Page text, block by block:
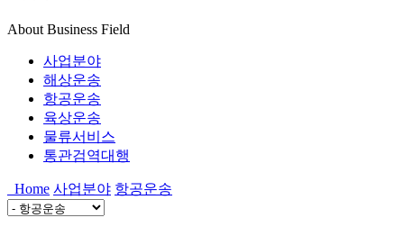
About Business Field
사업분야
해상운송
항공운송
육상운송
물류서비스
통관검역대행
Home 사업분야 항공운송